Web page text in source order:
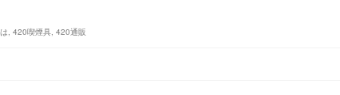
, 420喫煙具, 420通販